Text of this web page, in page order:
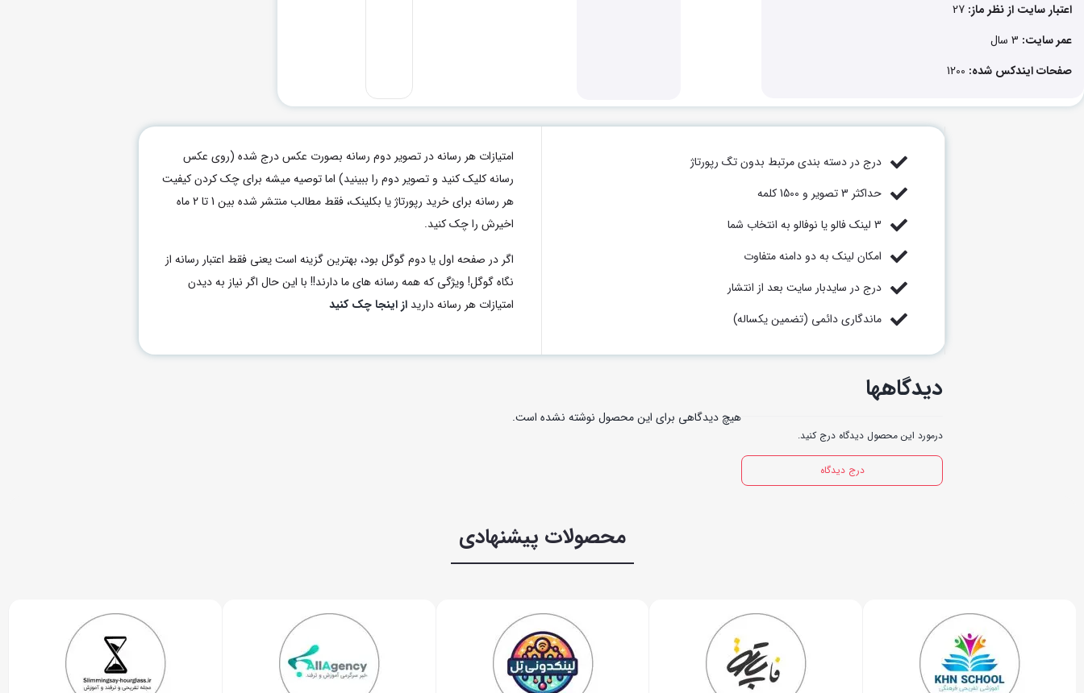
اعتبار سایت از نظر ماز:
عمر سایت:
صفحات ایندکس شده:
درج در دسته بندی مرتبط بدون تگ رپورتاژ
حداکثر 3 تصویر و 1500 کلمه
3 لینک فالو یا نوفالو به انتخاب شما
امکان لینک به دو دامنه متفاوت
درج در سایدبار سایت بعد از انتشار
ماندگاری دائمی (تضمین یکساله)
امتیازات هر رسانه در تصویر دوم رسانه بصورت عکس درج شده (روی عکس
رسانه کلیک کنید و تصویر دوم را ببینید) اما توصیه میشه برای چک کردن کیفیت
هر رسانه برای خرید رپورتاژ یا بکلینک، فقط مطالب منتشر شده بین 1 تا 2 ماه
اخیرش را چک کنید.
اگر در صفحه اول یا دوم گوگل بود، بهترین گزینه است یعنی فقط اعتبار رسانه از
نگاه گوگل! ویژگی که همه رسانه های ما دارند!! با این حال اگر نیاز به دیدن
امتیازات هر رسانه داریداز اینجا چک کنید
دیدگاهها
درمورد این محصول دیدگاه درج کنید.
درج دیدگاه
هیچ دیدگاهی برای این محصول نوشته نشده است.
محصولات پیشنهادی